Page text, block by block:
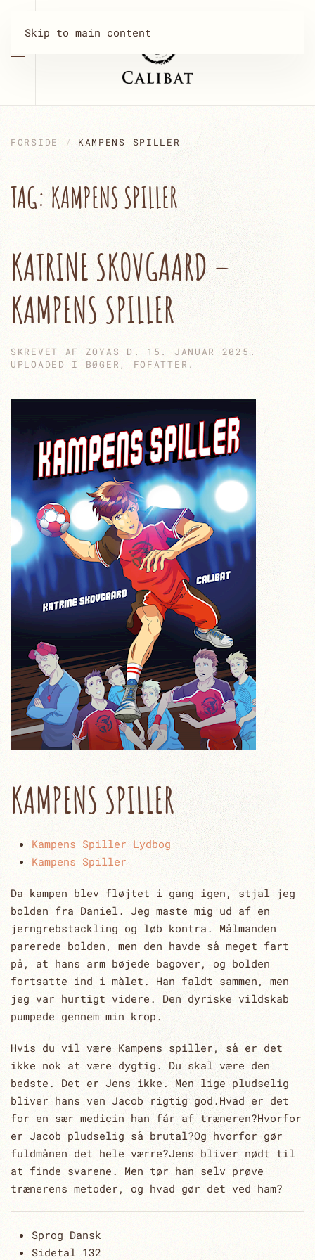
Skip to main content
FORSIDE KAMPENS SPILLER
TAG:KAMPENS SPILLER
KATRINE SKOVGAARD –
KAMPENS SPILLER
SKREVET AF ZOYAS D. 15. JANUAR 2025 .
UPLOADED I BØGER , FOFATTER .
KAMPENS SPILLER
Kampens Spiller Lydbog
Kampens Spiller
Da kampen blev fløjtet i gang igen, stjal jeg
bolden fra Daniel. Jeg maste mig ud af en
jerngrebstackling og løb kontra. Målmanden
parerede bolden, men den havde så meget fart
på, at hans arm bøjede bagover, og bolden
fortsatte ind i målet. Han faldt sammen, men
jeg var hurtigt videre. Den dyriske vildskab
pumpede gennem min krop.
Hvis du vil være Kampens spiller, så er det
ikke nok at være dygtig. Du skal være den
bedste. Det er Jens ikke. Men lige pludselig
bliver hans ven Jacob rigtig god.Hvad er det
for en sær medicin han får af træneren?Hvorfor
er Jacob pludselig så brutal?Og hvorfor gør
fuldmånen det hele værre?Jens bliver nødt til
at finde svarene. Men tør han selv prøve
trænerens metoder, og hvad gør det ved ham?
Sprog Dansk
Sidetal 132